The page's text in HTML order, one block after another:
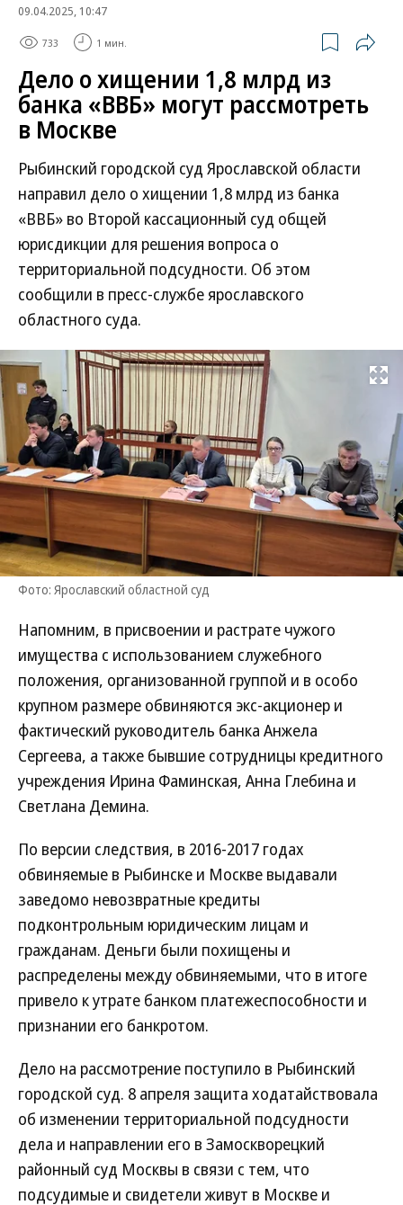
09.04.2025, 10:47
733 1 мин.
Дело о хищении 1,8 млрд из
банка «ВВБ» могут рассмотреть
в Москве
Рыбинский городской суд Ярославской области
направил дело о хищении 1,8 млрд из банка
«ВВБ» во Второй кассационный суд общей
юрисдикции для решения вопроса о
территориальной подсудности. Об этом
сообщили в пресс-службе ярославского
областного суда.
Развернуть
Фото: Ярославский областной суд
Напомним, в присвоении и растрате чужого
имущества с использованием служебного
положения, организованной группой и в особо
крупном размере обвиняются экс-акционер и
фактический руководитель банка Анжела
Сергеева, а также бывшие сотрудницы кредитного
учреждения Ирина Фаминская, Анна Глебина и
Светлана Демина.
По версии следствия, в 2016-2017 годах
обвиняемые в Рыбинске и Москве выдавали
заведомо невозвратные кредиты
подконтрольным юридическим лицам и
гражданам. Деньги были похищены и
распределены между обвиняемыми, что в итоге
привело к утрате банком платежеспособности и
признании его банкротом.
Дело на рассмотрение поступило в Рыбинский
городской суд. 8 апреля защита ходатайствовала
об изменении территориальной подсудности
дела и направлении его в Замоскворецкий
районный суд Москвы в связи с тем, что
подсудимые и свидетели живут в Москве и